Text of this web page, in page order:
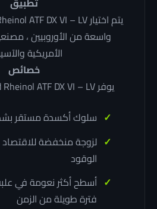
واسعة من الأوروبيين ،
الأمريكية
خصائص
يوفر Swd Rheinol ATF DX VI – LV المزايا التالية:
سلوك أكسدة مستقر
لزوجة منخفضة
الوقود
أسطح أكثر نعومة في
فترة طويلة من الزمن